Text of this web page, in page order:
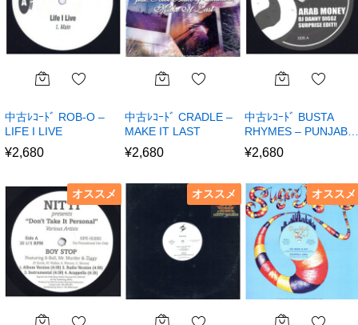
中古ﾚｺｰﾄﾞ ROB-O –
LIFE I LIVE
¥2,680
中古ﾚｺｰﾄﾞ CRADLE –
MAKE IT LAST
¥2,680
中古ﾚｺｰﾄﾞ BUSTA
RHYMES – PUNJAB…
¥2,680
オススメ オススメ オススメ